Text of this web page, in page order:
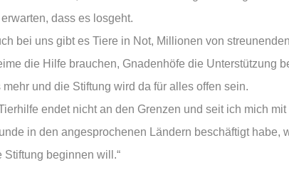
erwarten, dass es losgeht.
bei uns gibt es Tiere in Not, Millionen von
die Hilfe brauchen, Gnadenhöfe die Unterstützung
mehr und die Stiftung wird da für alles offen sein.
endet nicht an den Grenzen und seit ich mich mit
in den angesprochenen Ländern beschäftigt habe,
Stiftung beginnen will.“